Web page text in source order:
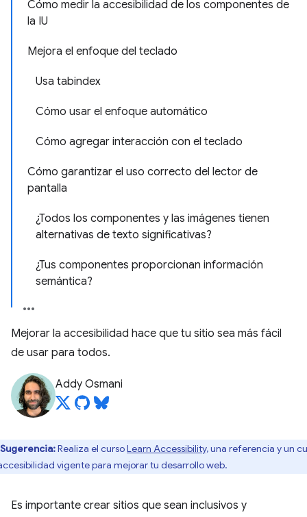
Cómo medir la accesibilidad de los componentes de
la IU
Mejora el enfoque del teclado
Usa tabindex
Cómo usar el enfoque automático
Cómo agregar interacción con el teclado
Cómo garantizar el uso correcto del lector de
pantalla
¿Todos los componentes y las imágenes tienen
alternativas de texto significativas?
¿Tus componentes proporcionan información
semántica?
Mejorar la accesibilidad hace que tu sitio sea más fácil
de usar para todos.
Addy Osmani
Sugerencia:Realiza el cursoLearn Accessibility, una referencia y un
vigente para mejorar tu desarrollo web.
Es importante crear sitios que sean inclusivos y